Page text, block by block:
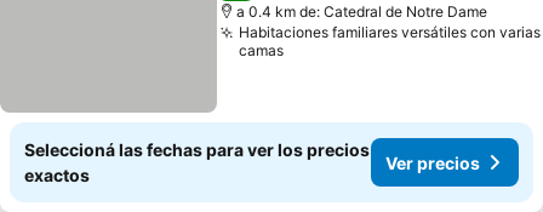
a 0.4 km de: Catedral de Notre Dame
Habitaciones familiares versátiles con varias
camas
Seleccioná las fechas para ver los precios
exactos
Ver precios